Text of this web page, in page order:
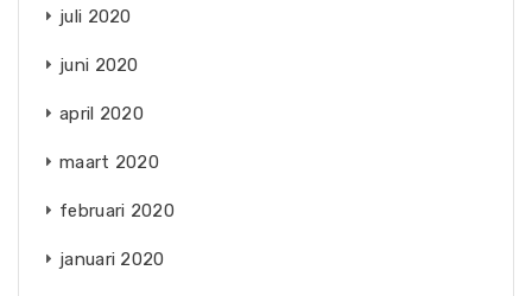
juli 2020
juni 2020
april 2020
maart 2020
februari 2020
januari 2020